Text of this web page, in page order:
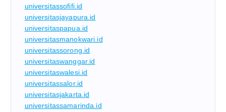
universitassofifi.id
universitasjayapura.id
universitaspapua.id
universitasmanokwari.id
universitassorong.id
universitaswanggar.id
universitaswalesi.id
universitassalor.id
universitasjakarta.id
universitassamarinda.id